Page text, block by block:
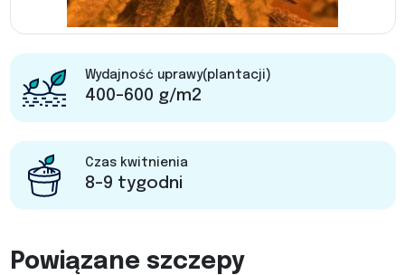
Wydajność uprawy(plantacji)
400-600 g/m2
Czas kwitnienia
8-9 tygodni
Powiązane szczepy